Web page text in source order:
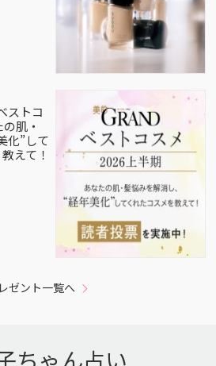
ストコ
肌・
化”して
えて！
ゼント一覧へ